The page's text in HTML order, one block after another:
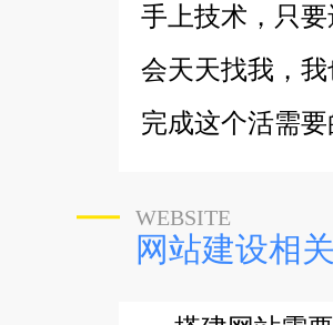
手上技术，只
会天天找我，
完成这个活需
WEBSITE
网站建设相关